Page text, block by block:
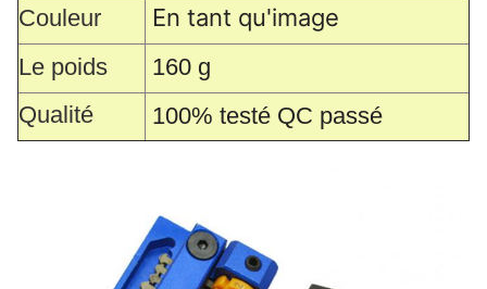
Couleur
En tant qu'image
Le poids
160 g
Qualité
100% testé QC passé